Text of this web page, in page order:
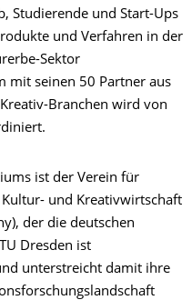
Studierende und Start-Ups
und Verfahren in der
Sektor
mit seinen 50 Partner aus
Branchen wird von
ist der Verein für
und Kreativwirtschaft
der die deutschen
Dresden ist
unterstreicht damit ihre